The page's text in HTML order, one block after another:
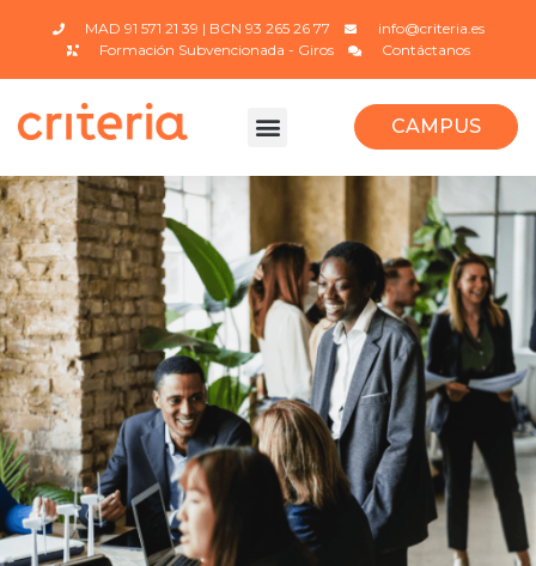
MAD 91 571 21 39 | BCN 93 265 26 77
info@criteria.es
Formación Subvencionada - Giros
Contáctanos
CAMPUS